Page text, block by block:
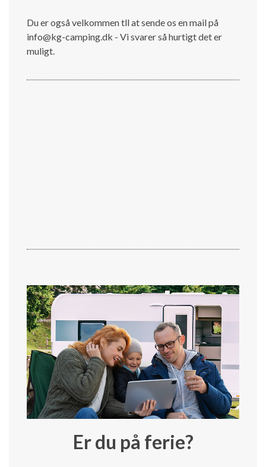
Du er også velkommen tll at sende os en mail på
info@kg-camping.dk - Vi svarer så hurtigt det er
muligt.
Er du på ferie?